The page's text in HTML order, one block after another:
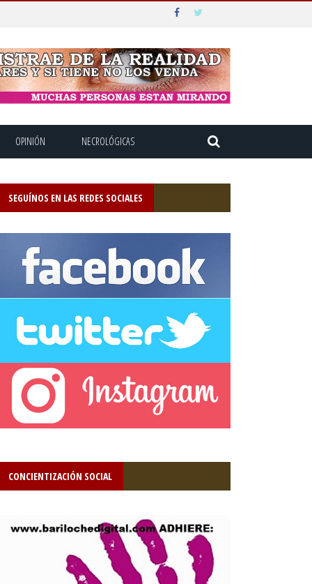
OPINIÓN NECROLÓGICAS
SEGUÍNOS EN LAS REDES SOCIALES
CONCIENTIZACIÓN SOCIAL